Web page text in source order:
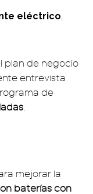
eléctrico,
plan de negocio
entrevista
de
.
mejorar la
baterías con